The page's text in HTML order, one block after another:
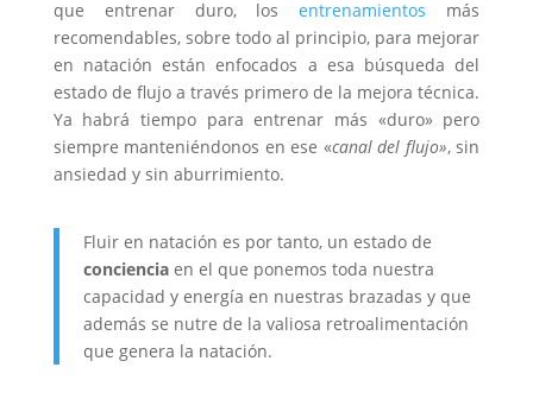
que entrenar duro, losentrenamientos más
recomendables, sobre todo al principio, para mejorar
en natación están enfocados a esa búsqueda del
estado de flujo a través primero de la mejora técnica.
Ya habrá tiempo para entrenar más «duro» pero
siempre manteniéndonos en ese «canal del flujo», sin
ansiedad y sin aburrimiento.
Fluir en natación es por tanto, un estado de
concienciaen el que ponemos toda nuestra
capacidad y energía en nuestras brazadas y que
además se nutre de la valiosa retroalimentación
que genera la natación.